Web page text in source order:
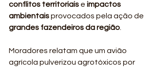
conflitos territoriais e impactos
ambientais provocados pela ação de
grandes fazendeiros da região.
Moradores relatam que um avião
agrícola pulverizou agrotóxicos por